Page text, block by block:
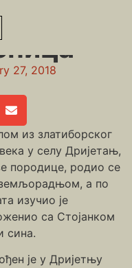
Јечменица
27, 2018
из златиборског
у селу Дријетањ,
породице, родио се
а по
изучио је
са Стојанком
сина.
је у Дријетњу